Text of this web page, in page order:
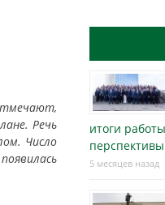
Речь
Число
итоги
5 месяцев назад